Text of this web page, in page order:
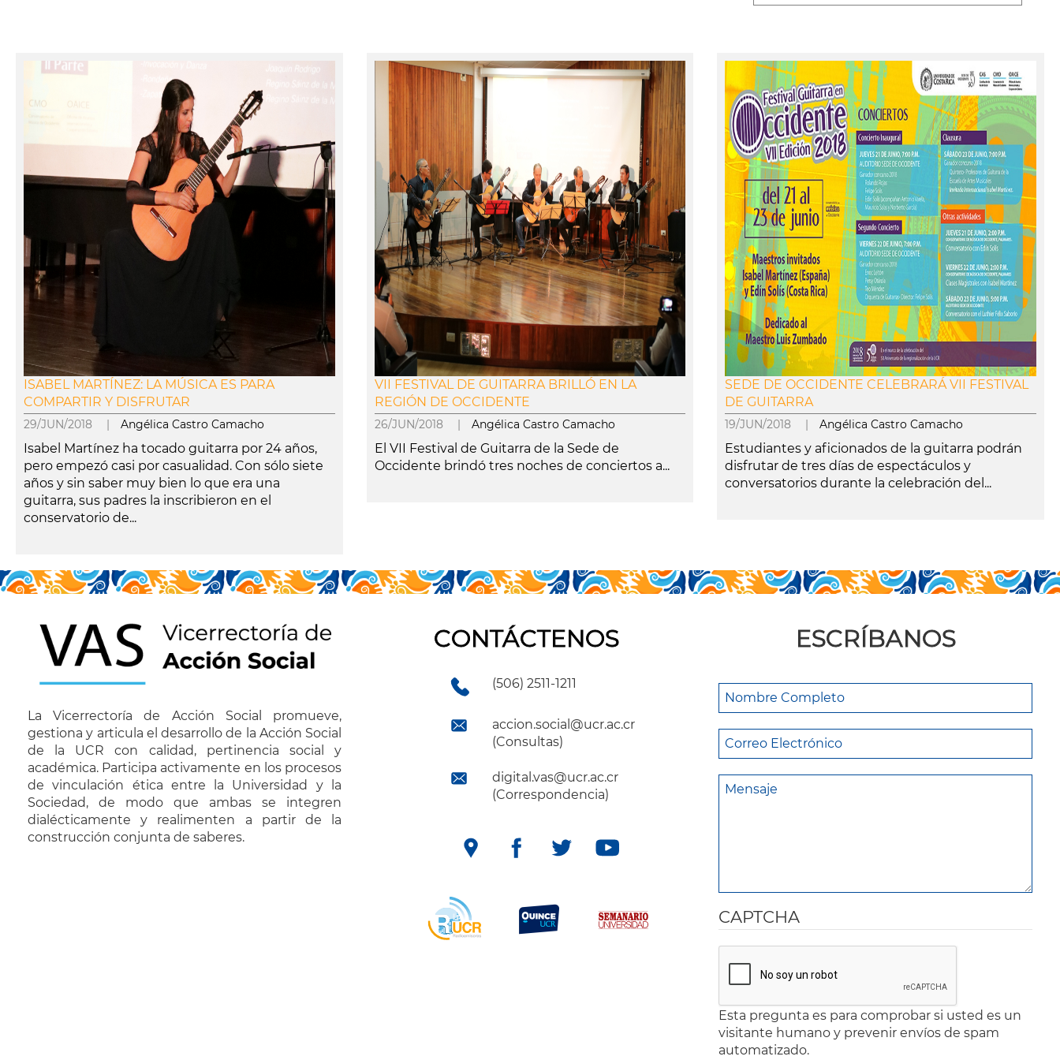
ISABEL MARTÍNEZ: LA MÚSICA ES PARA
COMPARTIR Y DISFRUTAR
29/JUN/2018 | Angélica Castro Camacho
Isabel Martínez ha tocado guitarra por 24 años,
pero empezó casi por casualidad. Con sólo siete
años y sin saber muy bien lo que era una
guitarra, sus padres la inscribieron en el
conservatorio de...
VII FESTIVAL DE GUITARRA BRILLÓ EN LA
REGIÓN DE OCCIDENTE
26/JUN/2018 | Angélica Castro Camacho
El VII Festival de Guitarra de la Sede de
Occidente brindó tres noches de conciertos a...
SEDE DE OCCIDENTE CELEBRARÁ VII FESTIVAL
DE GUITARRA
19/JUN/2018 |Angélica Castro Camacho
Estudiantes y aficionados de la guitarra podrán
disfrutar de tres días de espectáculos y
conversatorios durante la celebración del...
La Vicerrectoría de Acción Social promueve,
gestiona y articula el desarrollo de la Acción Social
de la UCR con calidad, pertinencia social y
académica. Participa activamente en los procesos
de vinculación ética entre la Universidad y la
Sociedad, de modo que ambas se integren
dialécticamente y realimenten a partir de la
construcción conjunta de saberes.
CONTÁCTENOS
(506) 2511-1211
accion.social@ucr.ac.cr
(Consultas)
digital.vas@ucr.ac.cr
(Correspondencia)
ESCRÍBANOS
CAPTCHA
Esta pregunta es para comprobar si usted es un
visitante humano y prevenir envíos de spam
automatizado.